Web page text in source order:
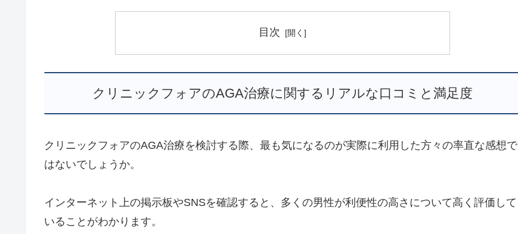
目次
クリニックフォアのAGA治療に関するリアルな口コミと満足度
クリニックフォアのAGA治療を検討する際、最も気になるのが実際に利用した方々の率直な感想で
はないでしょうか。
インターネット上の掲示板やSNSを確認すると、多くの男性が利便性の高さについて高く評価して
いることがわかります。